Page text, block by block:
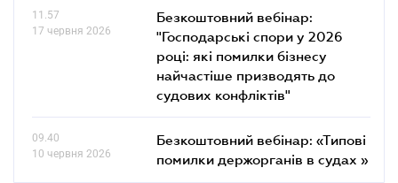
11.57
17 червня 2026
Безкоштовний вебінар:
"Господарські спори у 2026
році: які помилки бізнесу
найчастіше призводять до
судових конфліктів"
09.40
10 червня 2026
Безкоштовний вебінар: «Типові
помилки держорганів в судах »